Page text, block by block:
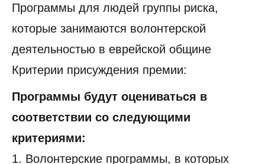
Программы для людей группы риска,
которые занимаются волонтерской
деятельностью в еврейской общине
Критерии присуждения премии:
Программы будут оцениваться в
соответствии со следующими
критериями:
1. Волонтерские программы, в которых